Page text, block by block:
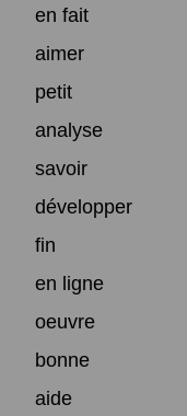
en fait
aimer
petit
analyse
savoir
développer
fin
en ligne
oeuvre
bonne
aide